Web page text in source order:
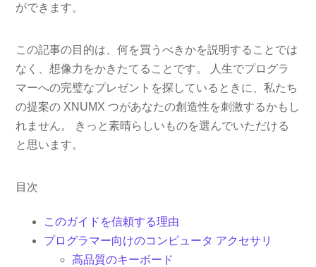
ができます。
この記事の目的は、何を買うべきかを説明することでは
なく、想像力をかきたてることです。 人生でプログラ
マーへの完璧なプレゼントを探しているときに、私たち
の提案の XNUMX つがあなたの創造性を刺激するかもし
れません。 きっと素晴らしいものを選んでいただける
と思います。
目次
このガイドを信頼する理由
プログラマー向けのコンピュータ アクセサリ
高品質のキーボード